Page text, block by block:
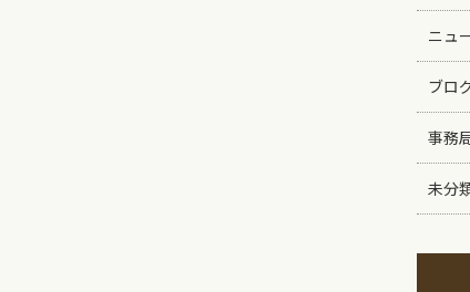
ニュ
ブロ
事務
未分